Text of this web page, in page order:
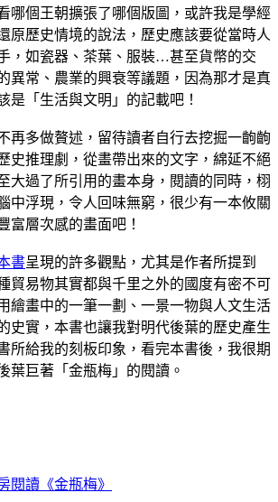
哪個王朝擴張了哪個版圖，或許我是學經
原歷史情境的說法，歷史應該要從當時人
，如瓷器、茶葉、服裝…甚至貨幣的交
異常、農業的興衰等議題，因為那才是真
是「生活與文明」的記載吧！
多做贅述，留待讀者自行去挖掘一齣齣
史推理劇，從畫帶出來的文字，綿延不絕
大過了所引用的畫本身，閱讀的同時，栩
中浮現，令人回味無窮，很少有一本攸關
富層次感的畫面吧！
書呈現的許多觀點，尤其是作者所提到
貿易物其實都與千里之外的國度有密不可
繪畫中的一筆一劃、一景一物與人文生活
史實，本書也讓我對明代後葉的歷史產生
所給我的刻板印象，看完本書後，我很期
葉巨著「金瓶梅」的閱讀。
閱讀《金瓶梅》